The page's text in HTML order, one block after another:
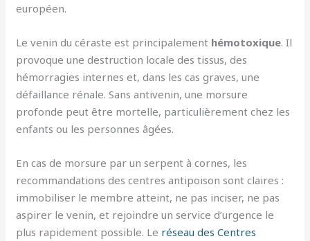
européen.
Le venin du céraste est principalement hémotoxique. Il
provoque une destruction locale des tissus, des
hémorragies internes et, dans les cas graves, une
défaillance rénale. Sans antivenin, une morsure
profonde peut être mortelle, particulièrement chez les
enfants ou les personnes âgées.
En cas de morsure par un serpent à cornes, les
recommandations des centres antipoison sont claires :
immobiliser le membre atteint, ne pas inciser, ne pas
aspirer le venin, et rejoindre un service d’urgence le
plus rapidement possible. Le réseau des Centres